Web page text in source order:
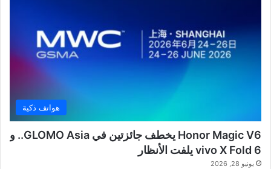
هواتف ذكية
Honor Magic V6 يخطف جائزتين في GLOMO Asia.. و
vivo X Fold 6 يلفت الأنظار
يونيو 28, 2026